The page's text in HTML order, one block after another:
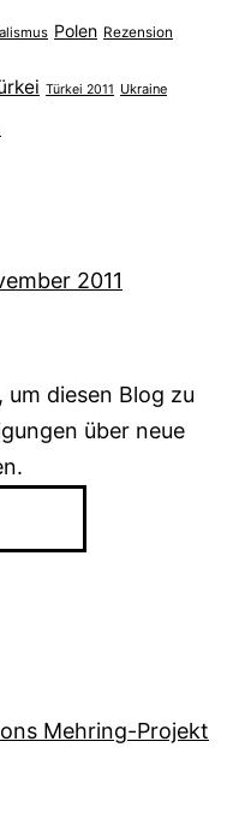
Polen Rezension
Türkei 2011 Ukraine
um diesen Blog zu
über neue
Mehring-Projekt